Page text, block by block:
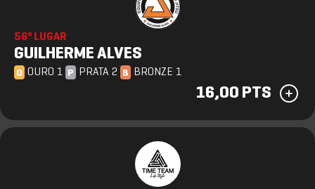
56º LUGAR
GUILHERME ALVES
O OURO 1 P PRATA 2 B BRONZE 1
16,00 PTS